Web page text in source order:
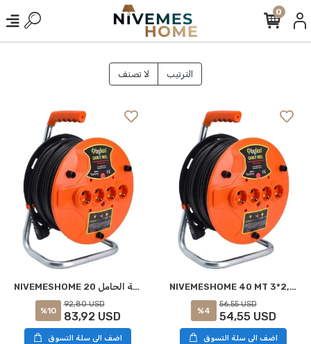
0
لا تصنف الترتيب
NIVEMESHOME 20 مٹر 3*2.5 سعة بكرة بلاستيكية الحامل.
%10
92,80 USD
83,92 USD
اضف الى سلة التسوق
NIVEMESHOME 40 MT 3*2,5 سلك بلاستيكي لحمل البكرة
%4
56,55 USD
54,55 USD
اضف الى سلة التسوق